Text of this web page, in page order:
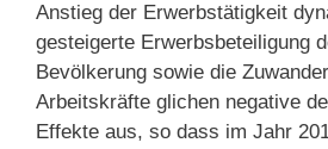
Anstieg der Erwerbstätigkeit
gesteigerte Erwerbsbeteiligung
Bevölkerung sowie die
Arbeitskräfte glichen negative
Effekte aus, so dass im Jahr